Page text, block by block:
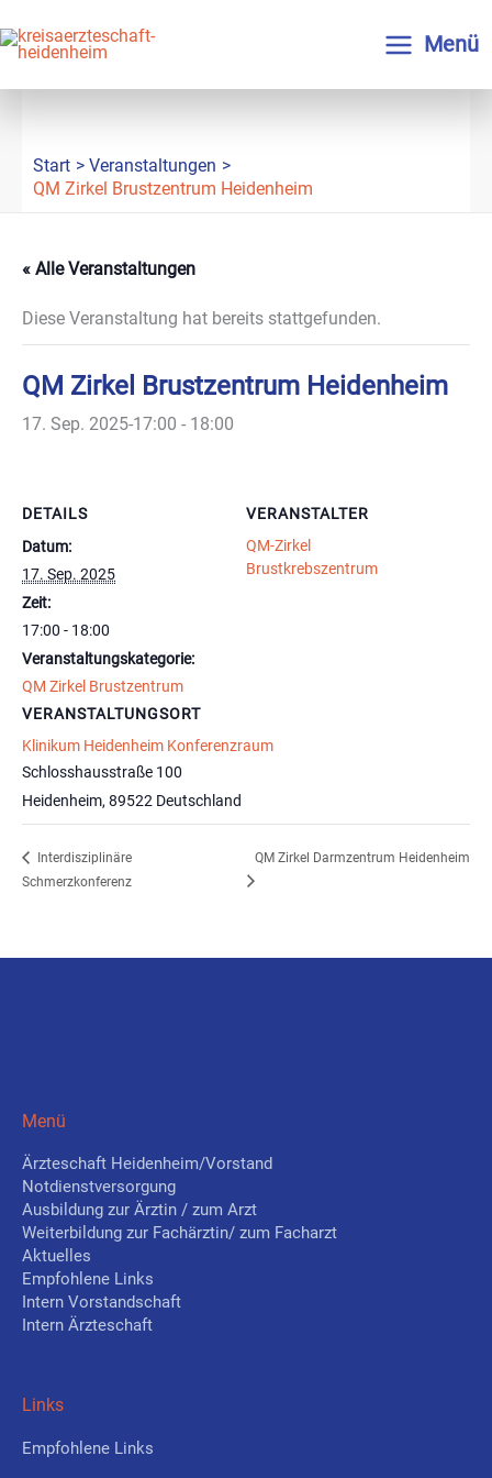
Inhalt
springen
Menü
Start
Veranstaltungen
QM Zirkel Brustzentrum Heidenheim
« Alle Veranstaltungen
Diese Veranstaltung hat bereits stattgefunden.
QM Zirkel Brustzentrum Heidenheim
17. Sep. 2025-17:00 - 18:00
DETAILS
Datum:
17. Sep. 2025
Zeit:
17:00 - 18:00
Veranstaltungskategorie:
QM Zirkel Brustzentrum
VERANSTALTUNGSORT
Klinikum Heidenheim Konferenzraum
Schlosshausstraße 100
Heidenheim, 89522 Deutschland
VERANSTALTER
QM-Zirkel
Brustkrebszentrum
Interdisziplinäre
Schmerzkonferenz
QM Zirkel Darmzentrum Heidenheim
Menü
Ärzteschaft Heidenheim/Vorstand
Notdienstversorgung
Ausbildung zur Ärztin / zum Arzt
Weiterbildung zur Fachärztin/ zum Facharzt
Aktuelles
Empfohlene Links
Intern Vorstandschaft
Intern Ärzteschaft
Links
Empfohlene Links